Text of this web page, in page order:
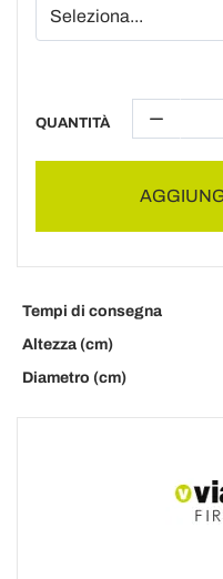
QUANTITÀ
Tempi di consegna
Altezza (cm)
Diametro (cm)